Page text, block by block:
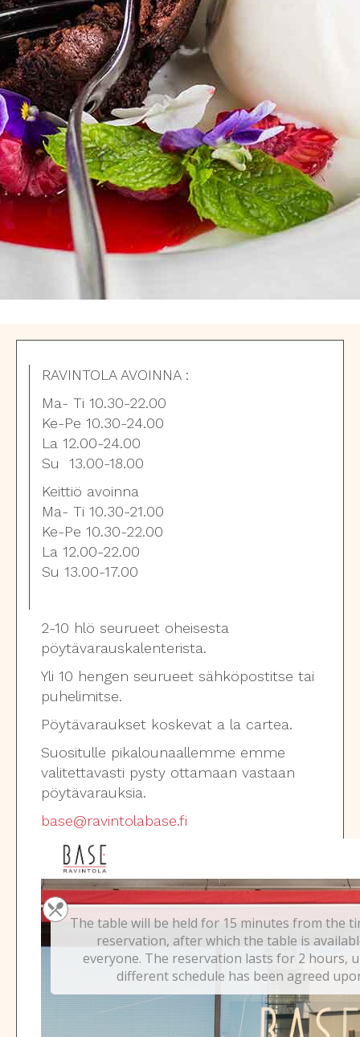
RAVINTOLA AVOINNA :
Ma- Ti 10.30-22.00
Ke-Pe 10.30-24.00
La 12.00-24.00
Su 13.00-18.00
Keittiö avoinna
Ma- Ti 10.30-21.00
Ke-Pe 10.30-22.00
La 12.00-22.00
Su 13.00-17.00
2-10 hlö seurueet oheisesta
pöytävarauskalenterista.
Yli 10 hengen seurueet sähköpostitse tai
puhelimitse.
Pöytävaraukset koskevat a la cartea.
Suositulle pikalounaallemme emme
valitettavasti pysty ottamaan vastaan
pöytävarauksia.
base@ravintolabase.fi